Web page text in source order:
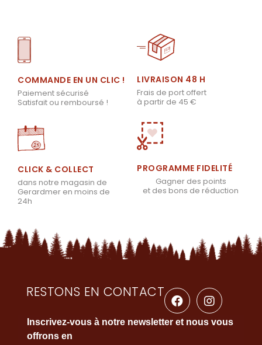
COMMANDE EN UN CLIC !
Paiement sécurisé
Satisfait ou remboursé !
LIVRAISON 48 H
Frais de port offert
à partir de 45 €
CLICK & COLLECT
dans notre magasin de
Gerardmer en moins de
24h
PROGRAMME FIDELITÉ
Gagner des points
et des bons de réduction
RESTONS EN CONTACT
Inscrivez-vous à notre newsletter et nous vous
offrons en